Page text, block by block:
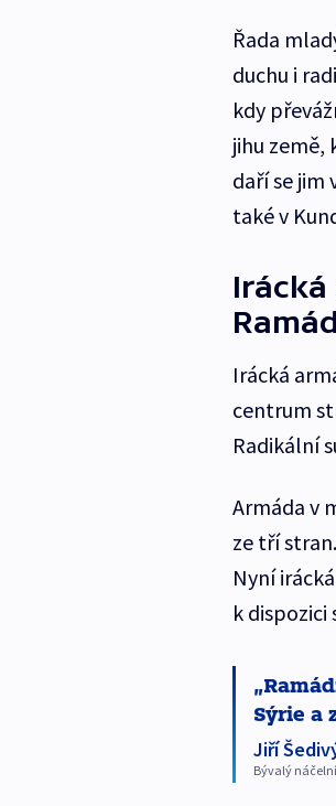
Řada
duchu i
kdy
jihu země,
daří se jim
také v
Irácká
centrum
Radikální
Armáda v
ze tří
Nyní
k dispozici
Sýrie a
Jiří
Bývalý